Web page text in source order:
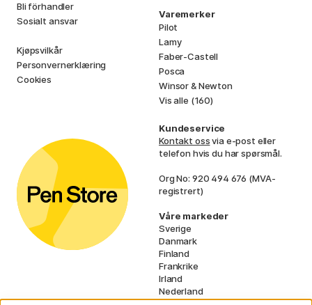
Bli förhandler
Sosialt ansvar
Kjøpsvilkår
Personvernerklæring
Cookies
Varemerker
Pilot
Lamy
Faber-Castell
Posca
Winsor & Newton
Vis alle (160)
Kundeservice
Kontakt ossvia e-post eller
telefon hvis du har spørsmål.
Org No: 920 494 676 (MVA-
registrert)
Våre markeder
Sverige
Danmark
Finland
Frankrike
Irland
Nederland